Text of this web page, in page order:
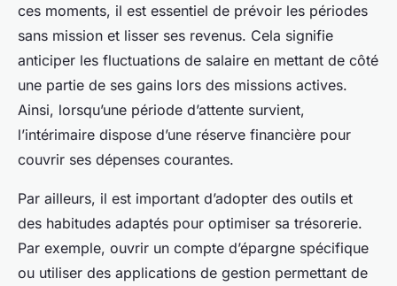
ces moments, il est essentiel de prévoir les périodes
sans mission et lisser ses revenus. Cela signifie
anticiper les fluctuations de salaire en mettant de côté
une partie de ses gains lors des missions actives.
Ainsi, lorsqu’une période d’attente survient,
l’intérimaire dispose d’une réserve financière pour
couvrir ses dépenses courantes.
Par ailleurs, il est important d’adopter des outils et
des habitudes adaptés pour optimiser sa trésorerie.
Par exemple, ouvrir un compte d’épargne spécifique
ou utiliser des applications de gestion permettant de